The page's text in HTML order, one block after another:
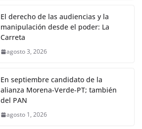
El derecho de las audiencias y la
manipulación desde el poder: La
Carreta
agosto 3, 2026
En septiembre candidato de la
alianza Morena-Verde-PT; también
del PAN
agosto 1, 2026